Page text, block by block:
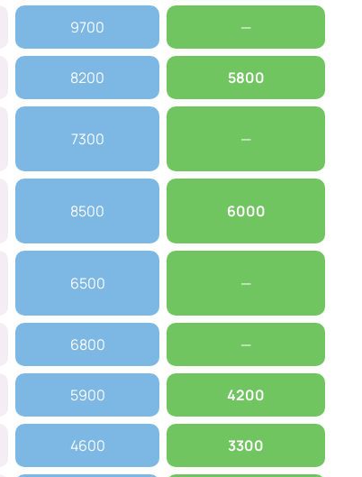
9700 —
8200 5800
7300 —
8500 6000
6500 —
6800 —
5900 4200
4600 3300